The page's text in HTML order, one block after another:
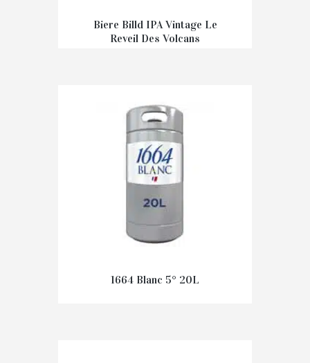
Biere Billd IPA Vintage Le
Reveil Des Volcans
1664 Blanc 5° 20L